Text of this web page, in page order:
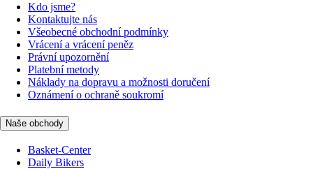
Kdo jsme?
Kontaktujte nás
Všeobecné obchodní podmínky
Vrácení a vrácení peněz
Právní upozornění
Platební metody
Náklady na dopravu a možnosti doručení
Oznámení o ochraně soukromí
Naše obchody
Basket-Center
Daily Bikers